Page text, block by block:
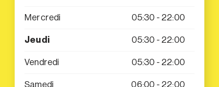
Mercredi 05:30 - 22:00
Jeudi 05:30 - 22:00
Vendredi 05:30 - 22:00
Samedi 06:00 - 22:00